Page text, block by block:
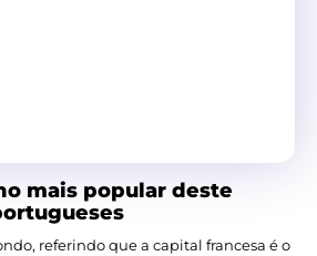
mais popular deste
referindo que a capital francesa é o